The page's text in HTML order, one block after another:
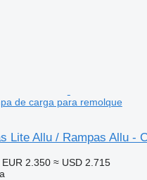
de carga para remolque
Lite Allu / Rampas Allu -
EUR 2.350 ≈ USD 2.715